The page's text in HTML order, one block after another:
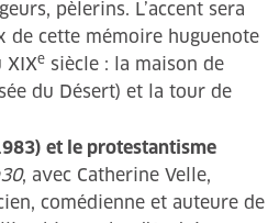
pèlerins. L’accent sera
de cette mémoire huguenote
XIXe siècle : la maison de
du Désert) et la tour de
et le protestantisme
, avec Catherine Velle,
comédienne et auteure de